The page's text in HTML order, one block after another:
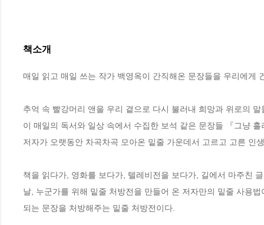
책소개
매일 읽고 매일 쓰는 작가 백영옥이 간직해온 문장들을 우리에게
추억 속 빨강머리 앤을 우리 곁으로 다시 불러내 희망과 위로의
이 매일의 독서와 일상 속에서 수집한 보석 같은 문장들 『그냥
저자가 오랫동안 차곡차곡 모아온 밑줄 가운데서 고르고 고른 인
책을 읽다가, 영화를 보다가, 텔레비전을 보다가, 길에서 마주친
날, 누군가를 위해 밑줄 처방전을 만들어 온 저자만의 밑줄 사용
되는 문장을 처방해주는 밑줄 처방전이다.